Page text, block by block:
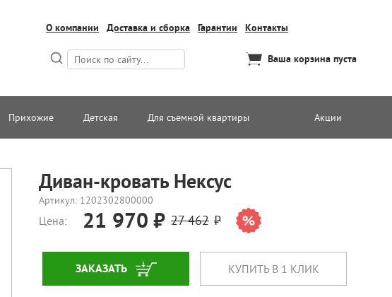
О компании Доставка и сборка Гарантии Контакты
Ваша корзина пуста
Прихожие Детская Для съемной квартиры Акции
Диван-кровать Нексус
Артикул: 1202302800000
Цена: 21 970 27 462
ЗАКАЗАТЬ КУПИТЬ В 1 КЛИК